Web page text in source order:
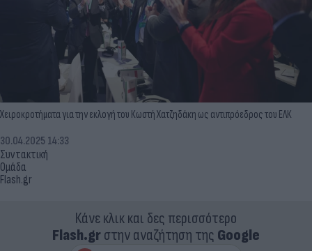
Χειροκροτήματα για την εκλογή του Κωστή Χατζηδάκη ως αντιπρόεδρος του ΕΛΚ
Συντακτική
Ομάδα
Flash.gr
30.04.2025 14:33
Κάνε κλικ και δες περισσότερο
Flash.grστην αναζήτηση της Google